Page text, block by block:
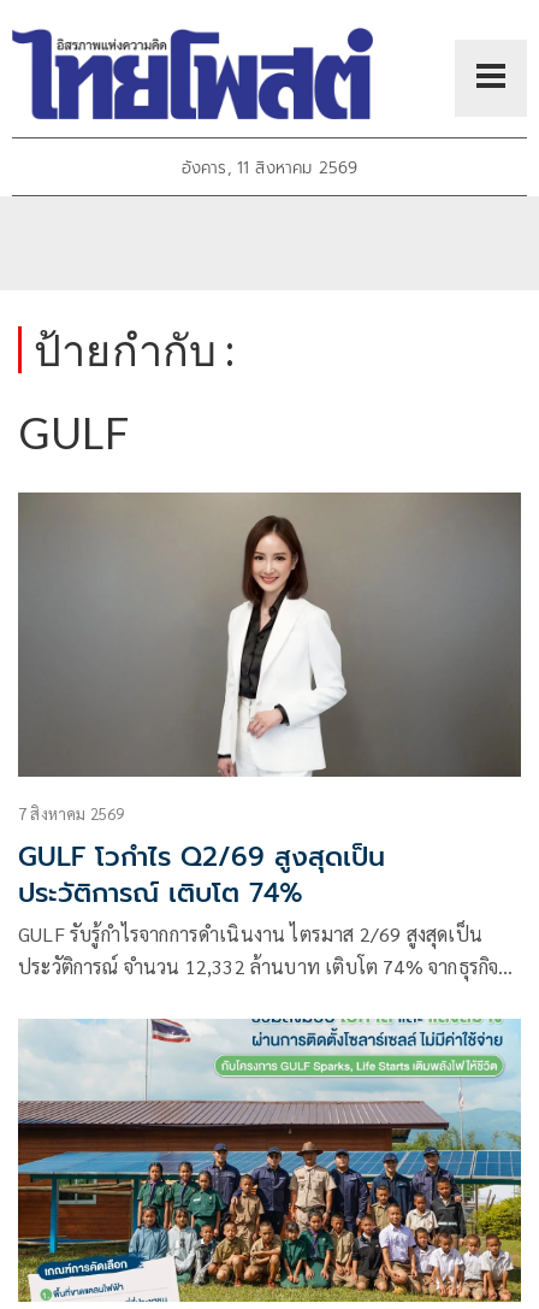
อังคาร, 11 สิงหาคม 2569
ป้ายกำกับ :
GULF
7 สิงหาคม 2569
GULF โวกำไร Q2/69 สูงสุดเป็น
ประวัติการณ์ เติบโต 74%
GULF รับรู้กำไรจากการดำเนินงาน ไตรมาส 2/69 สูงสุดเป็น
ประวัติการณ์ จำนวน 12,332 ล้านบาท เติบโต 74% จากธุรกิจ